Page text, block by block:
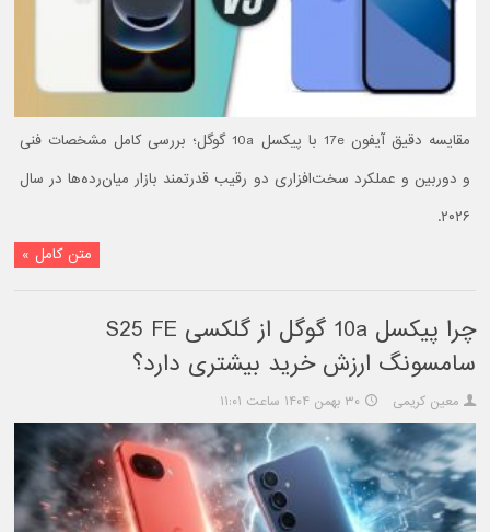
مقایسه دقیق آیفون 17e با پیکسل 10a گوگل؛ بررسی کامل مشخصات فنی
و دوربین و عملکرد سخت‌افزاری دو رقیب قدرتمند بازار میان‌رده‌ها در سال
۲۰۲۶.
متن کامل »
چرا پیکسل 10a گوگل از گلکسی S25 FE
سامسونگ ارزش خرید بیشتری دارد؟
معین کریمی ۳۰ بهمن ۱۴۰۴ ساعت ۱۱:۰۱